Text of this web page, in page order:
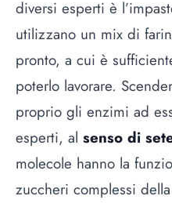
diversi esperti è
utilizzano un mix di
pronto, a cui è
poterlo lavorare.
proprio gli enzimi ad
esperti, al senso di
molecole hanno la
zuccheri complessi